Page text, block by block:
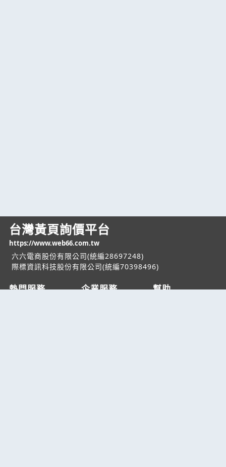
台灣黃頁詢價平台
https://www.web66.com.tw
六六電商股份有限公司(統編28697248)
際標資訊科技股份有限公司(統編70398496)
熱門服務 企業服務 幫助